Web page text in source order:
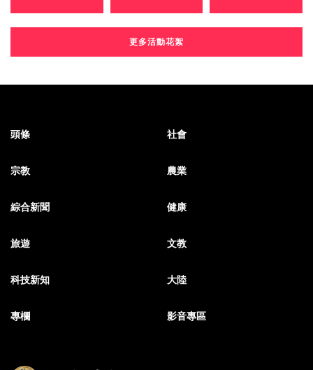
更多活動花絮
頭條 社會
宗教 農業
綜合新聞 健康
旅遊 文教
科技新知 大陸
專欄 影音專區